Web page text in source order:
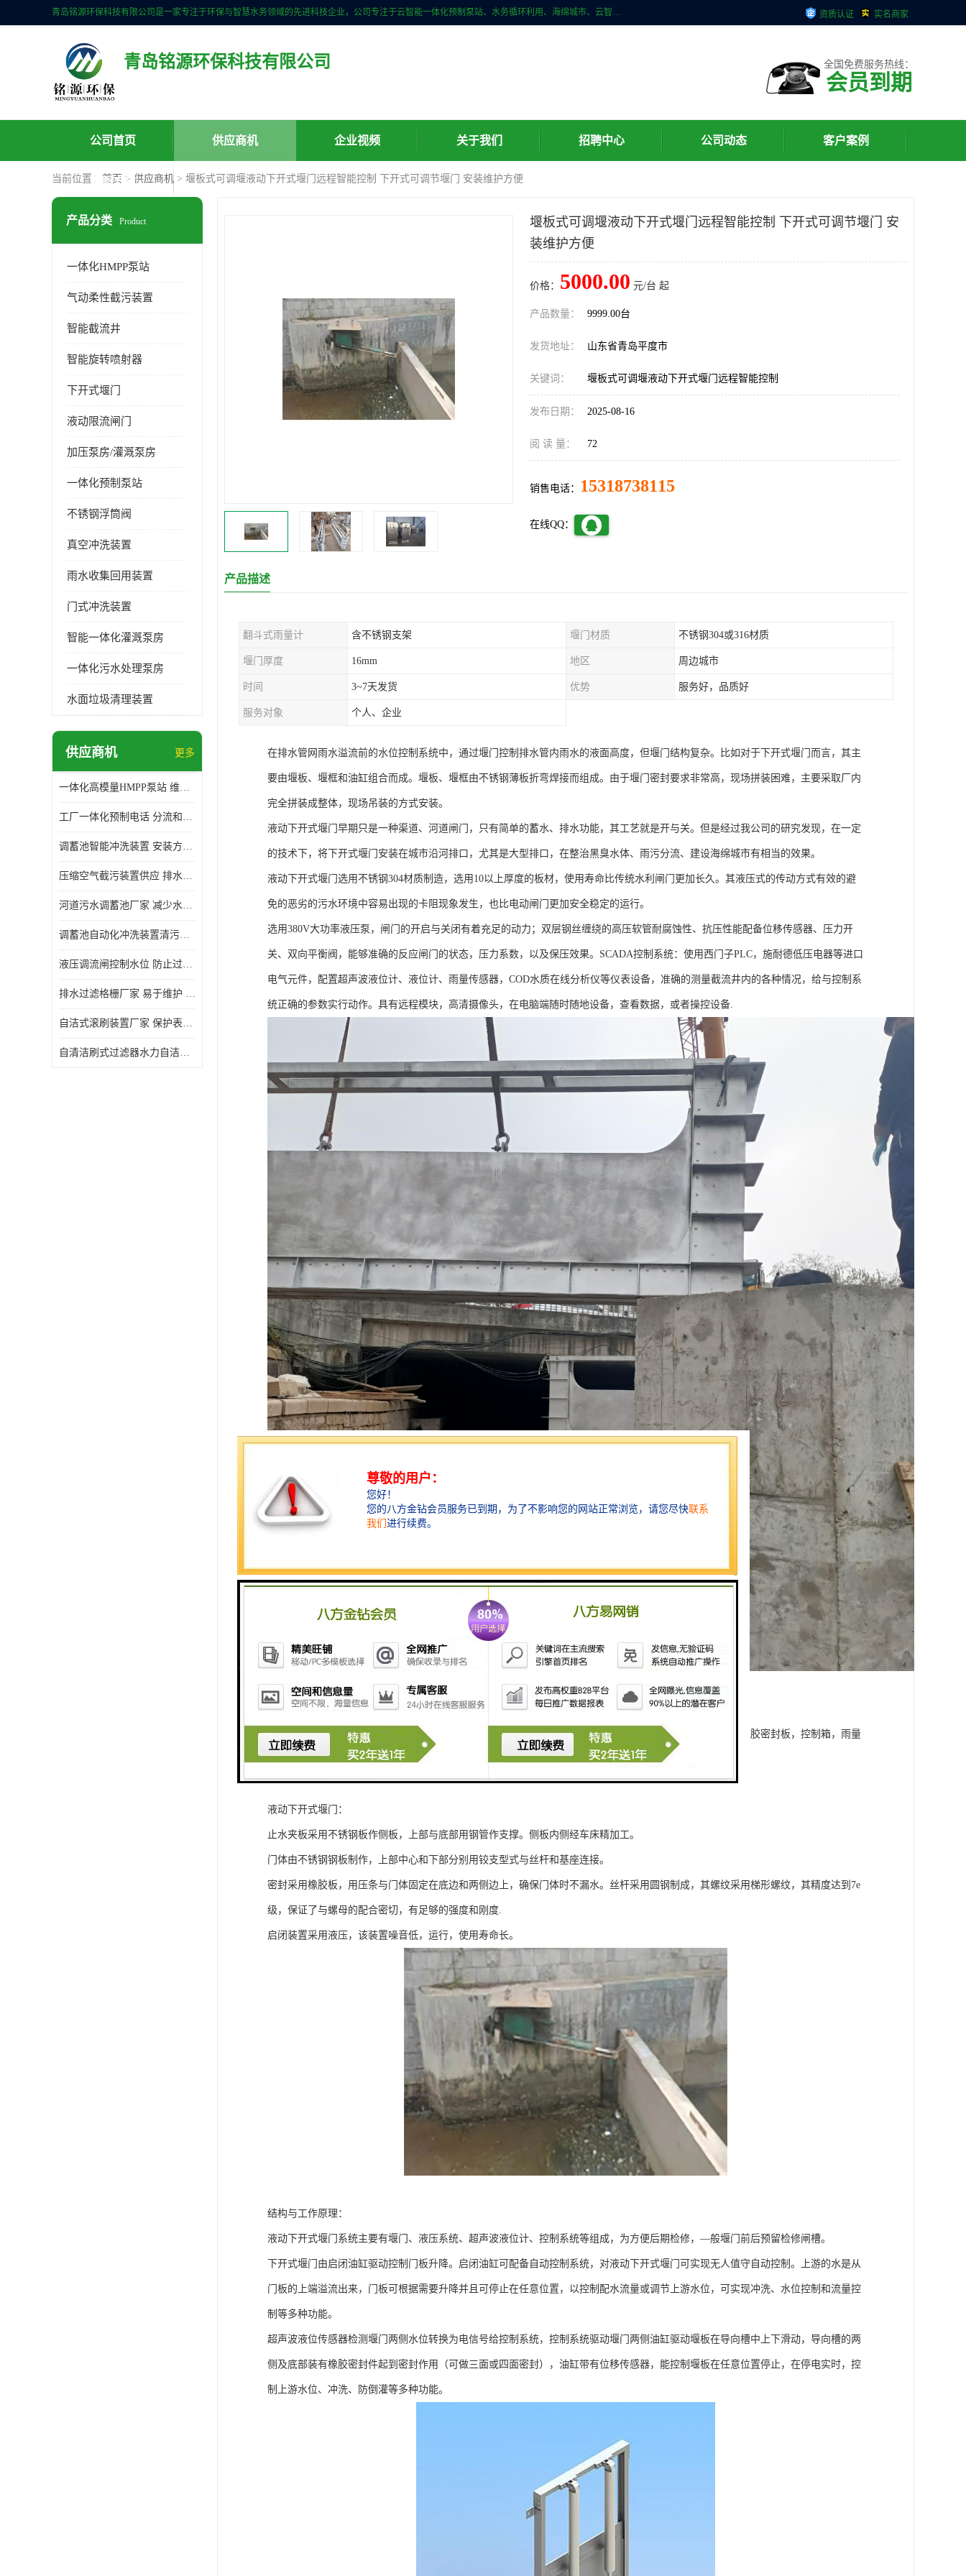
青岛铭源环保科技有限公司是一家专注于环保与智慧水务领域的先进科技企业，公司专注于云智能一体化预制泵站、水务循环利用、海绵城市、云智慧水务开发及新型环保技术研发等领域。铭源环保以为客户提供优质产品、专业技术服务为己任。为客户提供量身定制方案，提供多种配置方案满足实际使用要求。严控供货周期，并提供高标准后期维护。以环保为己任，视质量如生命，以技术做先导，靠诚信赢客户。 资质认证 实名商家
青岛铭源环保科技有限公司 全国免费服务热线：
会员到期
公司首页 供应商机 企业视频 关于我们 招聘中心 公司动态 客户案例
联系方式
当前位置： 首页 > 供应商机 > 堰板式可调堰液动下开式堰门远程智能控制 下开式可调节堰门 安装维护方便
产品分类 Product
一体化HMPP泵站
气动柔性截污装置
智能截流井
智能旋转喷射器
下开式堰门
液动限流闸门
加压泵房/灌溉泵房
一体化预制泵站
不锈钢浮筒阀
真空冲洗装置
雨水收集回用装置
门式冲洗装置
智能一体化灌溉泵房
一体化污水处理泵房
水面垃圾清理装置
供应商机 更多
一体化高模量HMPP泵站 维护方便 实现远距离输送
工厂一体化预制电话 分流和调节 可以截留固体废物
调蓄池智能冲洗装置 安装方便 多种喷洒模式
压缩空气截污装置供应 排水功能 控制地下水位的升降
河道污水调蓄池厂家 减少水污染 防止异味和污染
调蓄池自动化冲洗装置清污装置 维护方便 节约水资源
液压调流闸控制水位 防止过载 适应流量变化的要求
排水过滤格栅厂家 易于维护 保持栅条通畅
自洁式滚刷装置厂家 保护表面 节省能源
自清洁刷式过滤器水力自洁式滚刷 重量轻 使用寿命长
堰板式可调堰液动下开式堰门远程智能控制 下开式可调节堰门 安
装维护方便
价格： 5000.00 元/台 起
产品数量： 9999.00台
发货地址： 山东省青岛平度市
关键词： 堰板式可调堰液动下开式堰门远程智能控制
发布日期： 2025-08-16
阅 读 量： 72
销售电话： 15318738115
在线QQ：
产品描述
翻斗式雨量计 含不锈钢支架 堰门材质 不锈钢304或316材质
堰门厚度 16mm 地区 周边城市
时间 3~7天发货 优势 服务好，品质好
服务对象 个人、企业
在排水管网雨水溢流前的水位控制系统中，通过堰门控制排水管内雨水的液面高度，但堰门结构复杂。比如对于下开式堰门而言，其主
要由堰板、堰框和油缸组合而成。堰板、堰框由不锈钢薄板折弯焊接而组成。由于堰门密封要求非常高，现场拼装困难，主要采取厂内
完全拼装成整体，现场吊装的方式安装。
液动下开式堰门早期只是一种渠道、河道闸门，只有简单的蓄水、排水功能，其工艺就是开与关。但是经过我公司的研究发现，在一定
的技术下，将下开式堰门安装在城市沿河排口，尤其是大型排口，在整治黑臭水体、雨污分流、建设海绵城市有相当的效果。
液动下开式堰门选用不锈钢304材质制造，选用10以上厚度的板材，使用寿命比传统水利闸门更加长久。其液压式的传动方式有效的避
免的恶劣的污水环境中容易出现的卡阻现象发生，也比电动闸门更加安全稳定的运行。
选用380V大功率液压泵，闸门的开启与关闭有着充足的动力；双层钢丝缠绕的高压软管耐腐蚀性、抗压性能配备位移传感器、压力开
关、双向平衡阀，能够准确的反应闸门的状态，压力系数，以及保压效果。SCADA控制系统：使用西门子PLC，施耐德低压电器等进口
电气元件，配置超声波液位计、液位计、雨量传感器，COD水质在线分析仪等仪表设备，准确的测量截流井内的各种情况，给与控制系
统正确的参数实行动作。具有远程模块，高清摄像头，在电脑端随时随地设备，查看数据，或者操控设备.
液动下开式堰门的构造：
液动下开式堰门采用单点堰板橡胶密封止水式。整机由液压驱动装置，液压站，液压缸，高压管，堰门板，橡胶密封板，控制箱，雨量
桶，超声波液位计，及随机配件组成。在用于液动下开式堰门启闭。
液动下开式堰门主要由启闭装置、液压启闭、启闭油缸、液压油管、门体、止水夹板等部件组成。
液动下开式堰门：
止水夹板采用不锈钢板作侧板，上部与底部用钢管作支撑。侧板内侧经车床精加工。
门体由不锈钢钢板制作，上部中心和下部分别用铰支型式与丝杆和基座连接。
密封采用橡胶板，用压条与门体固定在底边和两侧边上，确保门体时不漏水。丝杆采用圆钢制成，其螺纹采用梯形螺纹，其精度达到7e
级，保证了与螺母的配合密切，有足够的强度和刚度.
启闭装置采用液压，该装置噪音低，运行，使用寿命长。
结构与工作原理：
液动下开式堰门系统主要有堰门、液压系统、超声波液位计、控制系统等组成，为方便后期检修，—般堰门前后预留检修闸槽。
下开式堰门由启闭油缸驱动控制门板升降。启闭油缸可配备自动控制系统，对液动下开式堰门可实现无人值守自动控制。上游的水是从
门板的上端溢流出来，门板可根据需要升降并且可停止在任意位置，以控制配水流量或调节上游水位，可实现冲洗、水位控制和流量控
制等多种功能。
超声波液位传感器检测堰门两侧水位转换为电信号给控制系统，控制系统驱动堰门两侧油缸驱动堰板在导向槽中上下滑动，导向槽的两
侧及底部装有橡胶密封件起到密封作用（可做三面或四面密封），油缸带有位移传感器，能控制堰板在任意位置停止，在停电实时，控
制上游水位、冲洗、防倒灌等多种功能。